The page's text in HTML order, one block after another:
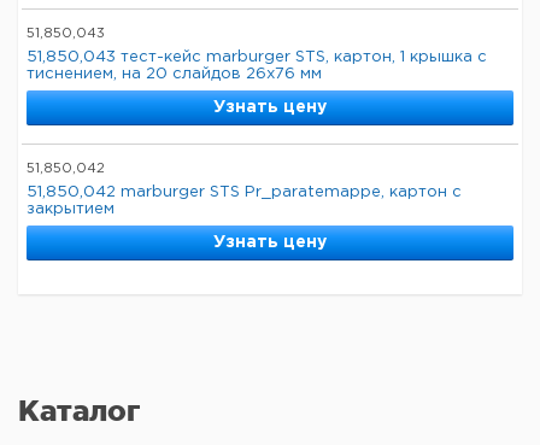
Каталог
51,850,043
51,850,043 тест-кейс marburger STS, картон, 1 крышка с
тиснением, на 20 слайдов 26x76 мм
Узнать цену
51,850,042
51,850,042 marburger STS Pr_paratemappe, картон с
закрытием
Узнать цену